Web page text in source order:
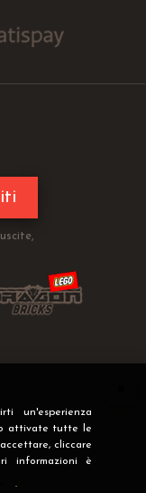
un'esperienza
attivate tutte le
cliccare
informazioni è
.